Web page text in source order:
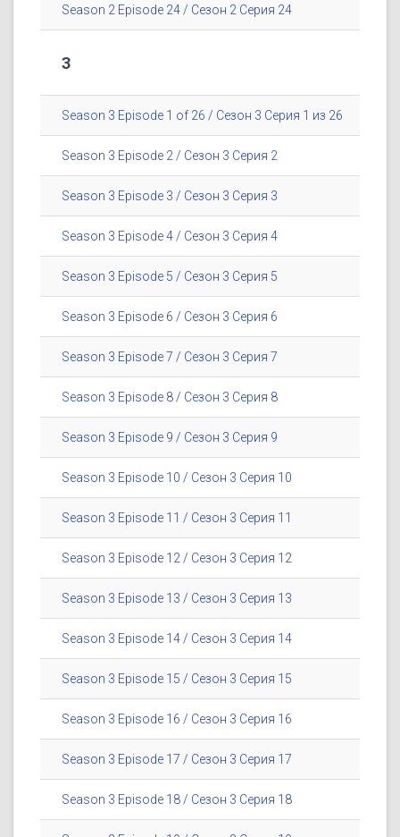
Season 2 Episode 24 / Сезон 2 Серия 24
3
Season 3 Episode 1 of 26 / Сезон 3 Серия 1 из 26
Season 3 Episode 2 / Сезон 3 Серия 2
Season 3 Episode 3 / Сезон 3 Серия 3
Season 3 Episode 4 / Сезон 3 Серия 4
Season 3 Episode 5 / Сезон 3 Серия 5
Season 3 Episode 6 / Сезон 3 Серия 6
Season 3 Episode 7 / Сезон 3 Серия 7
Season 3 Episode 8 / Сезон 3 Серия 8
Season 3 Episode 9 / Сезон 3 Серия 9
Season 3 Episode 10 / Сезон 3 Серия 10
Season 3 Episode 11 / Сезон 3 Серия 11
Season 3 Episode 12 / Сезон 3 Серия 12
Season 3 Episode 13 / Сезон 3 Серия 13
Season 3 Episode 14 / Сезон 3 Серия 14
Season 3 Episode 15 / Сезон 3 Серия 15
Season 3 Episode 16 / Сезон 3 Серия 16
Season 3 Episode 17 / Сезон 3 Серия 17
Season 3 Episode 18 / Сезон 3 Серия 18